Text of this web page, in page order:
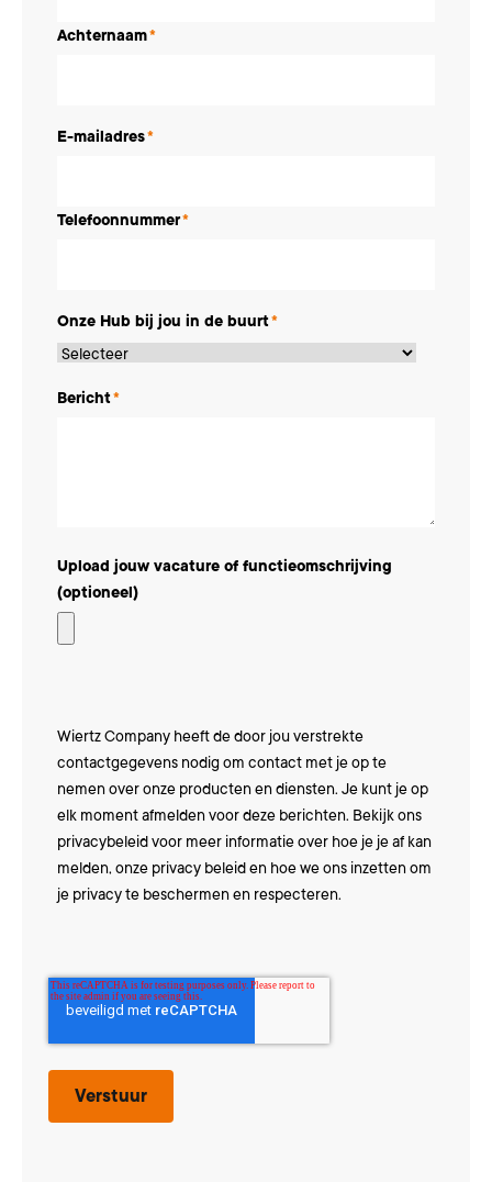
Achternaam*
E-mailadres*
Telefoonnummer*
Onze Hub bij jou in de buurt*
Bericht*
Upload jouw vacature of functieomschrijving
(optioneel)
Wiertz Company heeft de door jou verstrekte
contactgegevens nodig om contact met je op te
nemen over onze producten en diensten. Je kunt je op
elk moment afmelden voor deze berichten. Bekijk ons
privacybeleidvoor meer informatie over hoe je je af kan
melden, onze privacy beleid en hoe we ons inzetten om
je privacy te beschermen en respecteren.